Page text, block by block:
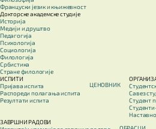
Француски језик и књижевност
Докторске академске студије
Историја
Медији и друштво
Педагогија
Психологија
Социологија
Филологија
Србистика
Стране филологије
ИСПИТИ
Пријава испита
Распореди полагања испита
Резултати испита
ЦЕНОВНИК
Савез
Студент
ЗАВРШНИ РАДОВИ